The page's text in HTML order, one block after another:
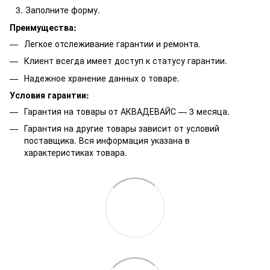
Заполните форму.
Преимущества:
Легкое отслеживание гарантии и ремонта.
Клиент всегда имеет доступ к статусу гарантии.
Надежное хранение данных о товаре.
Условия гарантии:
Гарантия на товары от АКВАДЕВАЙС — 3 месяца.
Гарантия на другие товары зависит от условий
поставщика. Вся информация указана в
характеристиках товара.